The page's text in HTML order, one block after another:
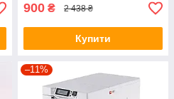
900 ₴ 2 438 ₴
Купити
–11%